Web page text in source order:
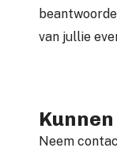
van jullie
Neem